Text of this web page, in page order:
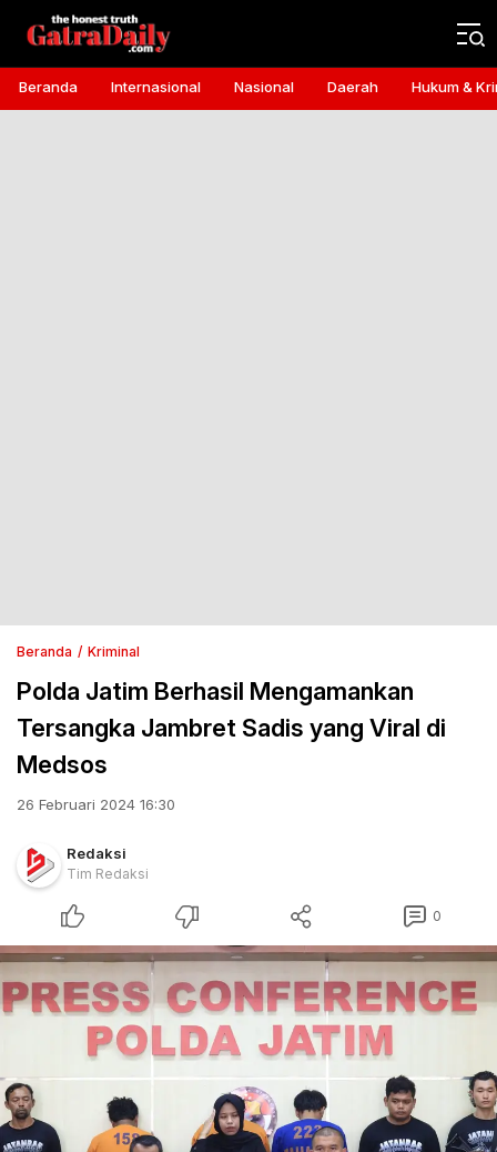
Gatra Daily
the honest truth
Beranda Internasional Nasional Daerah Hukum &
Beranda Kriminal
Polda Jatim Berhasil Mengamankan
Tersangka Jambret Sadis yang Viral di
Medsos
26 Februari 2024 16:30
Redaksi
Tim Redaksi
0